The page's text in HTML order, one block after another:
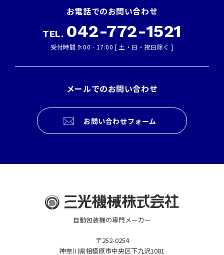
お電話でのお問い合わせ
TEL. 042-772-1521
受付時間 9:00 ‑ 17:00 [ 土・日・祝日除く ]
メールでのお問い合わせ
お問い合わせフォーム
自動包装機の専門メーカー
〒252-0254
神奈川県相模原市中央区下九沢1081